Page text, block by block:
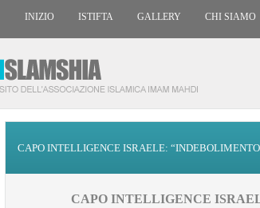
INIZIO ISTIFTA GALLERY CHI SIAMO
CAPO INTELLIGENCE ISRAELE:
CAPO INTELLIGENCE